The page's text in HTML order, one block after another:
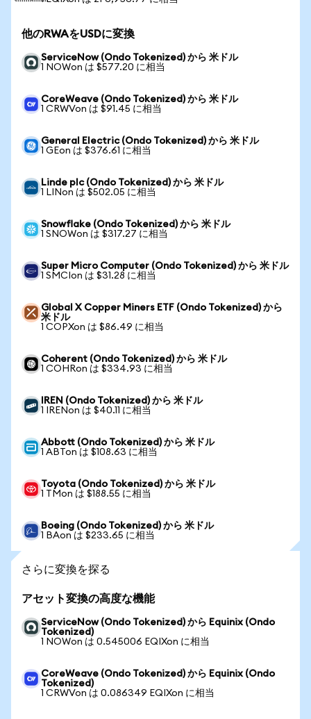
他のRWAをUSDに変換
ServiceNow (Ondo Tokenized) から 米ドル
1 NOWon は $577.20 に相当
CoreWeave (Ondo Tokenized) から 米ドル
1 CRWVon は $91.45 に相当
General Electric (Ondo Tokenized) から 米ドル
1 GEon は $376.61 に相当
Linde plc (Ondo Tokenized) から 米ドル
1 LINon は $502.05 に相当
Snowflake (Ondo Tokenized) から 米ドル
1 SNOWon は $317.27 に相当
Super Micro Computer (Ondo Tokenized) から 米ドル
1 SMCIon は $31.28 に相当
Global X Copper Miners ETF (Ondo Tokenized) から
米ドル
1 COPXon は $86.49 に相当
Coherent (Ondo Tokenized) から 米ドル
1 COHRon は $334.93 に相当
IREN (Ondo Tokenized) から 米ドル
1 IRENon は $40.11 に相当
Abbott (Ondo Tokenized) から 米ドル
1 ABTon は $108.63 に相当
Toyota (Ondo Tokenized) から 米ドル
1 TMon は $188.55 に相当
Boeing (Ondo Tokenized) から 米ドル
1 BAon は $233.65 に相当
さらに変換を探る
アセット変換の高度な機能
ServiceNow (Ondo Tokenized) から Equinix (Ondo
Tokenized)
1 NOWon は 0.545006 EQIXon に相当
CoreWeave (Ondo Tokenized) から Equinix (Ondo
Tokenized)
1 CRWVon は 0.086349 EQIXon に相当